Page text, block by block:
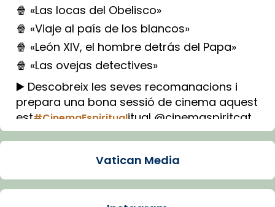
🍿 «Las locas del Obelisco»
🍿 «Viaje al país de los blancos»
🍿 «León XIV, el hombre detrás del Papa»
🍿 «Las ovejas detectives»
▶️ Descobreix les seves recomanacions i
prepara una bona sessió de cinema aquest
est#CinemaEspiritualitual @cinemaspiritcat
Imatge: Generada amb IA (OpenAI)
Vatican Media